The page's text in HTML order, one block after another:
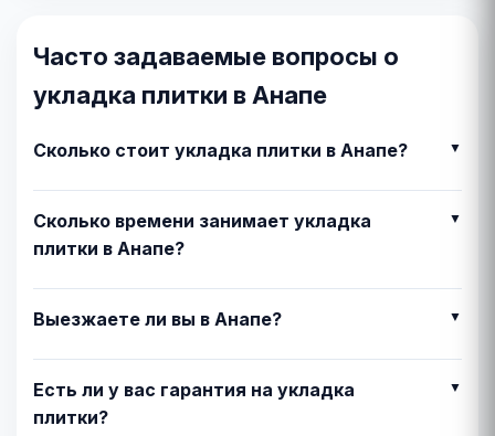
Часто задаваемые вопросы о
укладка плитки в Анапе
Сколько стоит укладка плитки в Анапе?
Сколько времени занимает укладка
плитки в Анапе?
Выезжаете ли вы в Анапе?
Есть ли у вас гарантия на укладка
плитки?